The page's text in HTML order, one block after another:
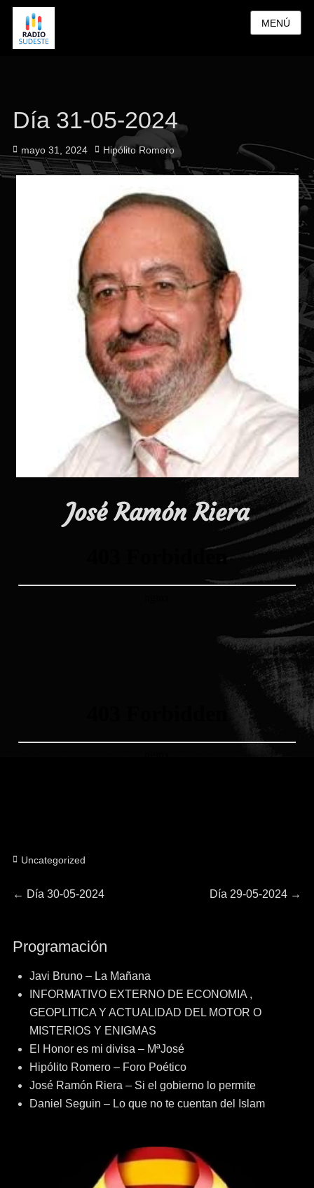
MENÚ
Día 31-05-2024
Publicado
el
mayo 31, 2024 Autor
Hipólito Romero
José Ramón Riera
Categorías
Uncategorized
Navegación
entradas
← Entrada
Día 30-05-2024
Entrada
Día 29-05-2024 →
Programación
Javi Bruno – La Mañana
INFORMATIVO EXTERNO DE ECONOMIA ,
GEOPLITICA Y ACTUALIDAD DEL MOTOR O
MISTERIOS Y ENIGMAS
El Honor es mi divisa – MªJosé
Hipólito Romero – Foro Poético
José Ramón Riera – Si el gobierno lo permite
Daniel Seguin – Lo que no te cuentan del Islam